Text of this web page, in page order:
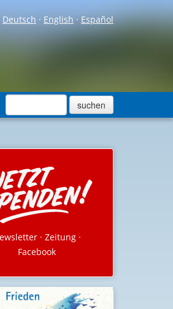
Deutsch · English·Español
· Zeitung ·
Facebook